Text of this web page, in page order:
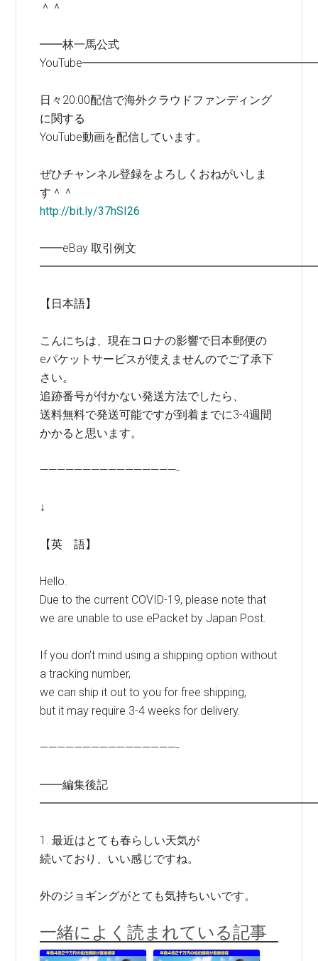
＾＾
━━林一馬公式
日々20:00配信で海外クラウドファンディング
に関する
YouTube動画を配信しています。
ぜひチャンネル登録をよろしくおねがいしま
す＾＾
http://bit.ly/37hSI26
━━eBay 取引例文
【日本語】
こんにちは、現在コロナの影響で日本郵便の
eパケットサービスが使えませんのでご了承下
さい。
追跡番号が付かない発送方法でしたら、
送料無料で発送可能ですが到着までに3-4週間
かかると思います。
————————————————-
↓
【英 語】
Hello.
Due to the current COVID-19, please note that
we are unable to use ePacket by Japan Post.
If you don’t mind using a shipping option without
a tracking number,
we can ship it out to you for free shipping,
but it may require 3-4 weeks for delivery.
————————————————-
━━編集後記
1. 最近はとても春らしい天気が
続いており、いい感じですね。
外のジョギングがとても気持ちいいです。
一緒によく読まれている記事